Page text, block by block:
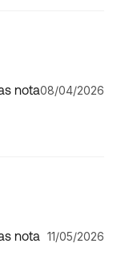
nota08/04/2026
nota 11/05/2026